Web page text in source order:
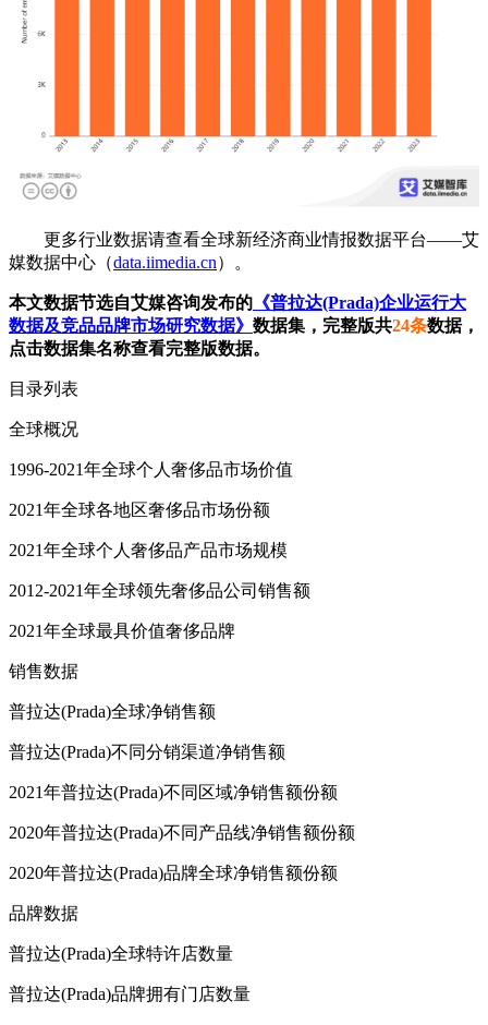
更多行业数据请查看全球新经济商业情报数据平台——艾
媒数据中心（data.iimedia.cn）。
本文数据节选自艾媒咨询发布的 《普拉达(Prada)企业运行大
数据及竞品品牌市场研究数据》 数据集，完整版共24条数据，
点击数据集名称查看完整版数据。
目录列表
全球概况
1996-2021年全球个人奢侈品市场价值
2021年全球各地区奢侈品市场份额
2021年全球个人奢侈品产品市场规模
2012-2021年全球领先奢侈品公司销售额
2021年全球最具价值奢侈品牌
销售数据
普拉达(Prada)全球净销售额
普拉达(Prada)不同分销渠道净销售额
2021年普拉达(Prada)不同区域净销售额份额
2020年普拉达(Prada)不同产品线净销售额份额
2020年普拉达(Prada)品牌全球净销售额份额
品牌数据
普拉达(Prada)全球特许店数量
普拉达(Prada)品牌拥有门店数量